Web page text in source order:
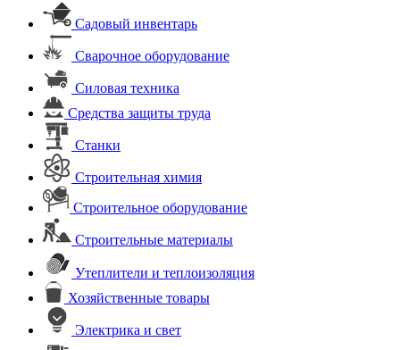
Садовый инвентарь
Сварочное оборудование
Силовая техника
Средства защиты труда
Станки
Строительная химия
Строительное оборудование
Строительные материалы
Утеплители и теплоизоляция
Хозяйственные товары
Электрика и свет